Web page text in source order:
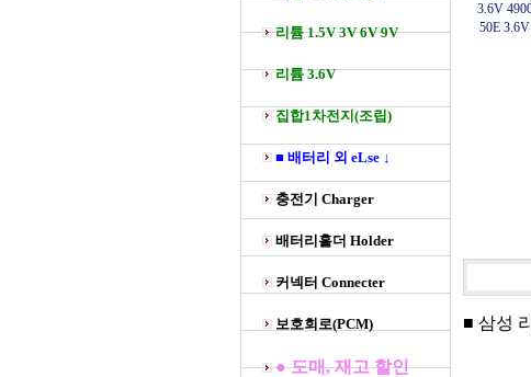
리튬 1.5V 3V 6V 9V
리튬 3.6V
집합1차전지(조립)
■ 배터리 외 eLse ↓
충전기 Charger
배터리홀더 Holder
커넥터 Connecter
보호회로(PCM)
● 도매, 재고 할인
3.6V
50E
■ 삼성